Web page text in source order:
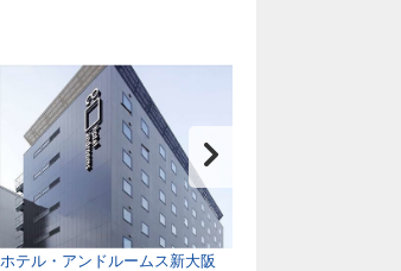
ホテル・アンドルームス新大阪